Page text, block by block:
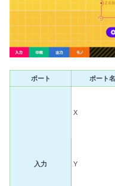
ポート ポート名
入力
X
Y